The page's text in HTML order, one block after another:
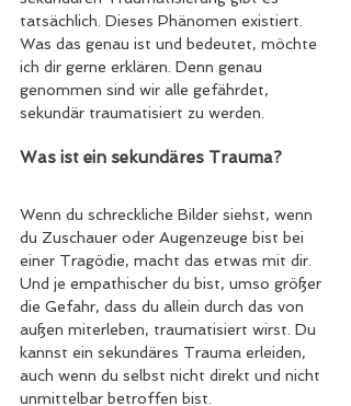
tatsächlich. Dieses Phänomen existiert.
Was das genau ist und bedeutet, möchte
ich dir gerne erklären. Denn genau
genommen sind wir alle gefährdet,
sekundär traumatisiert zu werden.
Was ist ein sekundäres Trauma?
Wenn du schreckliche Bilder siehst, wenn
du Zuschauer oder Augenzeuge bist bei
einer Tragödie, macht das etwas mit dir.
Und je empathischer du bist, umso größer
die Gefahr, dass du allein durch das von
außen miterleben, traumatisiert wirst. Du
kannst ein sekundäres Trauma erleiden,
auch wenn du selbst nicht direkt und nicht
unmittelbar betroffen bist.